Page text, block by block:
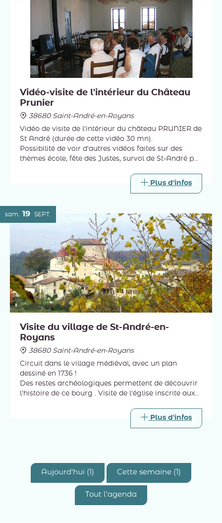
Vidéo-visite de l'intérieur du Château
Prunier
38680 Saint-André-en-Royans
Vidéo de visite de l'intérieur du château PRUNIER de
St André (durée de cette vidéo 30 mn).
Possibilité de voir d'autres vidéos faites sur des
thèmes école, fête des Justes, survol de St-André par
Plus d'infos
sam. 19 SEPT.
Visite du village de St-André-en-
Royans
38680 Saint-André-en-Royans
Circuit dans le village médiéval, avec un plan
dessiné en 1736 !
Des restes archéologiques permettent de découvrir
l'histoire de ce bourg . Visite de l'église inscrite aux
Plus d'infos
Aujourd'hui (1) Cette semaine (1)
Tout l'agenda